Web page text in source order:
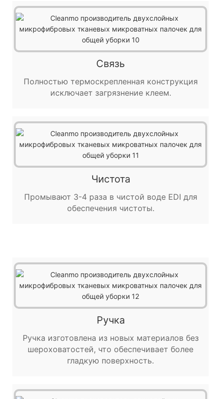
Связь
Полностью термоскрепленная конструкция
исключает загрязнение клеем.
Чистота
Промывают 3-4 раза в чистой воде EDI для
обеспечения чистоты.
Ручка
Ручка изготовлена ​​из новых материалов без
шероховатостей, что обеспечивает более
гладкую поверхность.